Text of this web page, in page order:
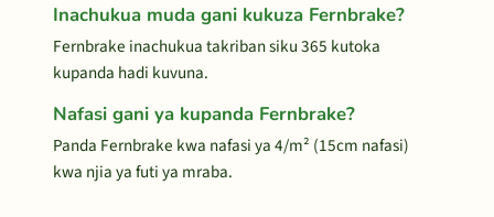
Inachukua muda gani kukuza Fernbrake?
Fernbrake inachukua takriban siku 365 kutoka
kupanda hadi kuvuna.
Nafasi gani ya kupanda Fernbrake?
Panda Fernbrake kwa nafasi ya 4/m² (15cm nafasi)
kwa njia ya futi ya mraba.